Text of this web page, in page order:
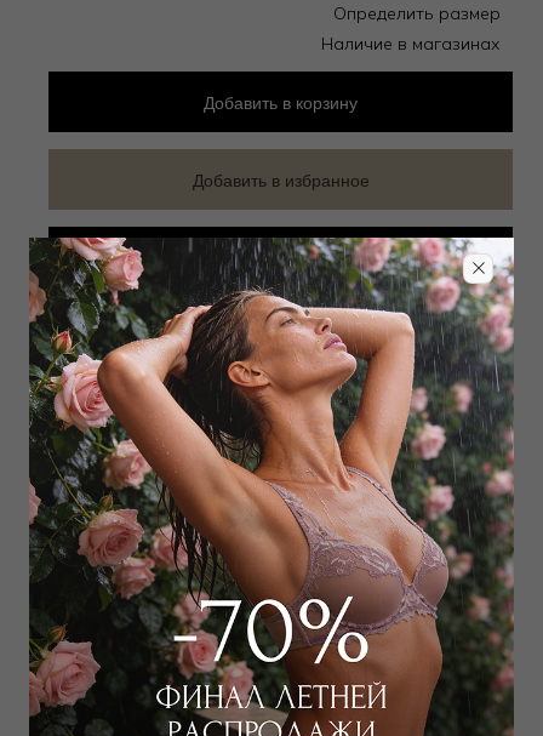
Дополнить образ
Определить размер
Наличие в магазинах
Добавить в корзину
Добавить в избранное
Забронировать в магазине